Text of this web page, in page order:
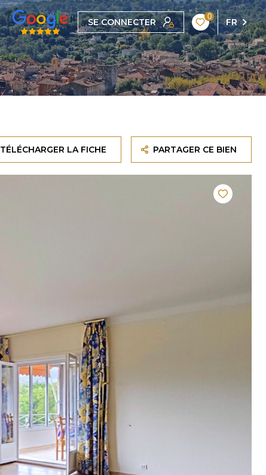
SE CONNECTER
0
FR
TÉLÉCHARGER LA FICHE PARTAGER CE BIEN